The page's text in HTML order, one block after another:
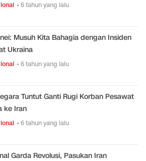
• 6 tahun yang lalu
Musuh Kita Bahagia dengan Insiden
Ukraina
• 6 tahun yang lalu
Tuntut Ganti Rugi Korban Pesawat
ke Iran
• 6 tahun yang lalu
Garda Revolusi, Pasukan Iran